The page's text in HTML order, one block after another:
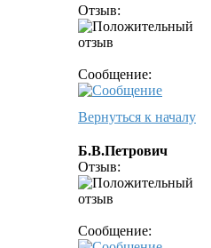
Отзыв:
Сообщение:
Вернуться к началу
Б.В.Петрович
Отзыв:
Сообщение: